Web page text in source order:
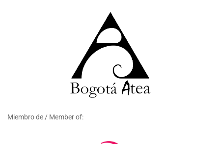
Miembro de / Member of: